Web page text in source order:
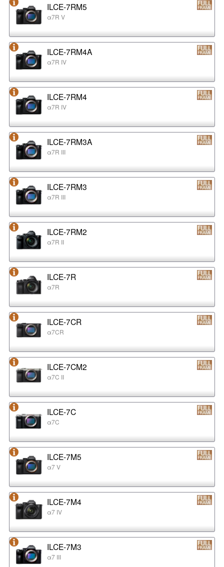
ILCE-7RM5
α7R V
ILCE-7RM4A
α7R IV
ILCE-7RM4
α7R IV
ILCE-7RM3A
α7R III
ILCE-7RM3
α7R III
ILCE-7RM2
α7R II
ILCE-7R
α7R
ILCE-7CR
α7CR
ILCE-7CM2
α7C II
ILCE-7C
α7C
ILCE-7M5
α7 V
ILCE-7M4
α7 IV
ILCE-7M3
α7 III